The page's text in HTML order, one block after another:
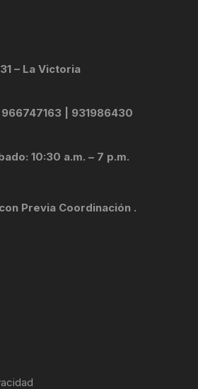
– La Victoria
966747163 | 931986430
10:30 a.m. – 7 p.m.
Previa Coordinación .